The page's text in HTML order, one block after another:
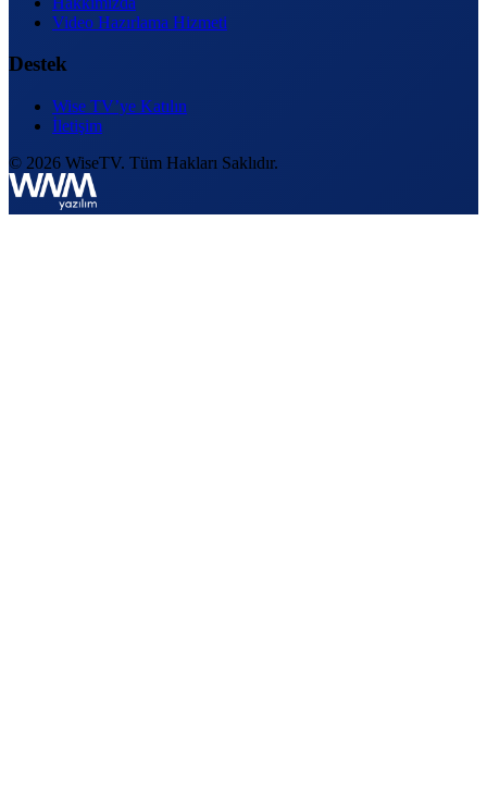
Video Hazırlama Hizmeti
Destek
Wise TV’ye Katılın
İletişim
© 2026 WiseTV. Tüm Hakları Saklıdır.